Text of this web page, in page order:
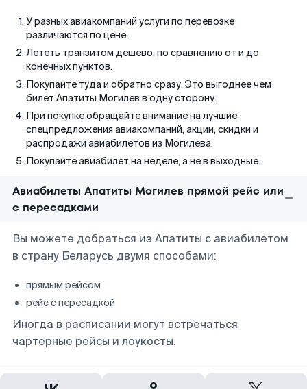
У разных авиакомпаний услуги по перевозке
различаются по цене.
Лететь транзитом дешево, по сравнению от и до
конечных пунктов.
Покупайте туда и обратно сразу. Это выгоднее чем
билет Апатиты Могилев в одну сторону.
При покупке обращайте внимание на лучшие
спецпредложения авиакомпаний, акции, скидки и
распродажи авиабилетов из Могилева.
Покупайте авиабилет на неделе, а не в выходные.
Авиабилеты Апатиты Могилев прямой рейс или
с пересадками
Вы можете добраться из Апатиты с авиабилетом
в страну Беларусь двумя способами:
прямым рейсом
рейс с пересадкой
Иногда в расписании могут встречаться
чартерные рейсы и лоукосты.